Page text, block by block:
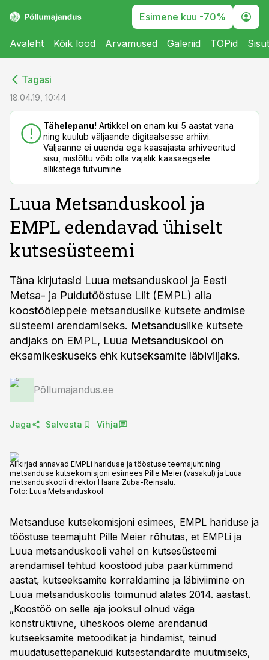
Esimene kuu -70%
Avaleht Kõik lood Arvamused Galeriid TOPid
Tagasi
18.04.19, 10:44
Tähelepanu! Artikkel on enam kui 5 aastat vana
ning kuulub väljaande digitaalsesse arhiivi.
Väljaanne ei uuenda ega kaasajasta arhiveeritud
sisu, mistõttu võib olla vajalik kaasaegsete
allikatega tutvumine
Luua Metsanduskool ja
EMPL edendavad ühiselt
kutsesüsteemi
Täna kirjutasid Luua metsanduskool ja Eesti
Metsa- ja Puidutööstuse Liit (EMPL) alla
koostööleppele metsanduslike kutsete andmise
süsteemi arendamiseks. Metsanduslike kutsete
andjaks on EMPL, Luua Metsanduskool on
eksamikeskuseks ehk kutseksamite läbiviijaks.
Põllumajandus.ee
Jaga Salvesta Vihja
Allkirjad annavad EMPLi hariduse ja tööstuse teemajuht ning
metsanduse kutsekomisjoni esimees Pille Meier (vasakul) ja Luua
metsanduskooli direktor Haana Zuba-Reinsalu.
Foto: Luua Metsanduskool
Metsanduse kutsekomisjoni esimees, EMPL hariduse ja
tööstuse teemajuht Pille Meier rõhutas, et EMPLi ja
Luua metsanduskooli vahel on kutsesüsteemi
arendamisel tehtud koostööd juba paarkümmend
aastat, kutseeksamite korraldamine ja läbiviimine on
Luua metsanduskoolis toimunud alates 2014. aastast.
„Koostöö on selle aja jooksul olnud väga
konstruktiivne, üheskoos oleme arendanud
kutseeksamite metoodikat ja hindamist, teinud
muudatusettepanekuid kutsestandardite muutmiseks,